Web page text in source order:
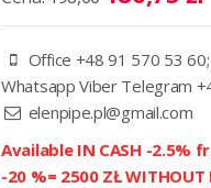
Office +48 91 570 53
Whatsapp Viber Telegram
elenpipe.pl@gmail.com
Available IN CASH -2.5%
-20 %= 2500 ZŁ WITHOUT